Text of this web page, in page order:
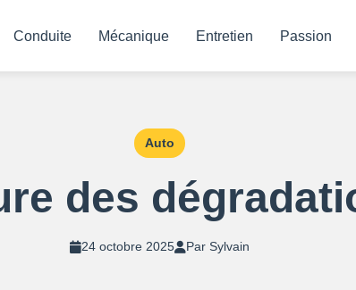
Conduite Mécanique Entretien Passion
Auto
des
24 octobre 2025 Par Sylvain